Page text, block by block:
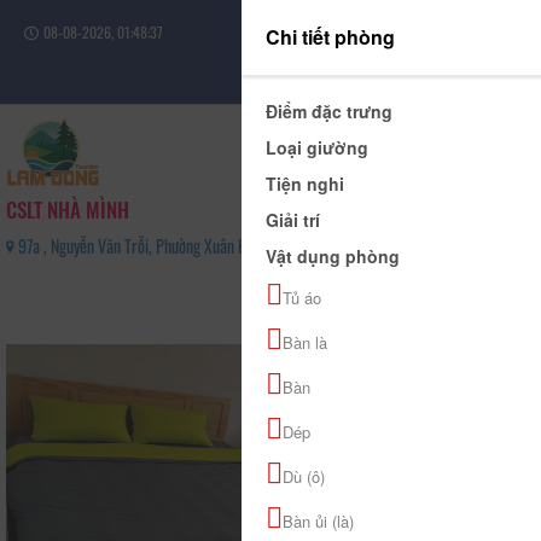
08-08-2026, 01:48:37
Đăng nhập
CSLT NHÀ MÌNH
97a , Nguyễn Văn Trỗi, Phường Xuân Hương - Đà Lạt, Tỉnh Lâm Đồng - 02633577379
Chi tiết phòng
Điểm đặc trưng
Loại giường
Tiện nghi
Giải trí
Vật dụng phòng
Tủ áo
Bàn là
Bàn
Dép
Dù (ô)
Bàn ủi (là)